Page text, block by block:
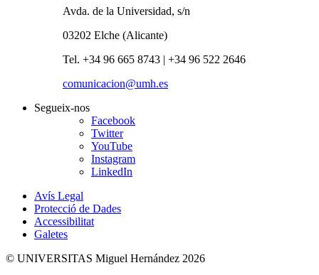
Avda. de la Universidad, s/n
03202 Elche (Alicante)
Tel. +34 96 665 8743 | +34 96 522 2646
comunicacion@umh.es
Segueix-nos
Facebook
Twitter
YouTube
Instagram
LinkedIn
Avís Legal
Protecció de Dades
Accessibilitat
Galetes
© UNIVERSITAS Miguel Hernández 2026